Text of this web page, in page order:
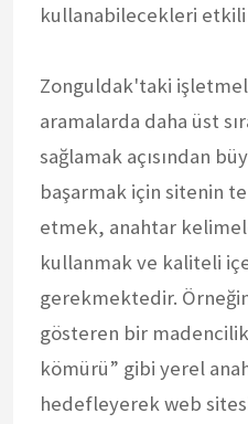
kullanabilecekleri
Zonguldak'taki
aramalarda daha üst
sağlamak açısından
başarmak için sitenin
etmek, anahtar
kullanmak ve kaliteli
gerekmektedir.
gösteren bir
kömürü” gibi yerel
hedefleyerek web